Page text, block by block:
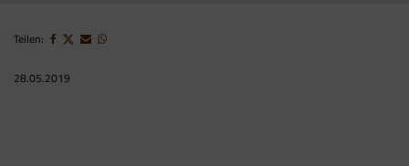
Teilen:
28.05.2019